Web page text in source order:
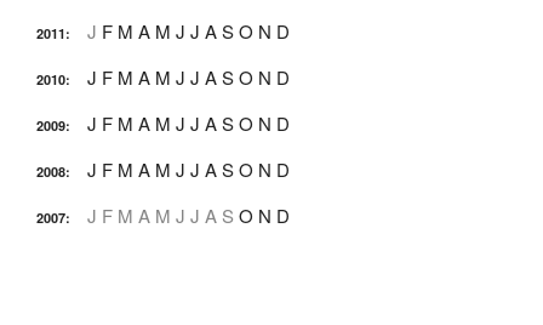
2011: J F M A M J J ASO N D
2010: J F M A M J J ASO N D
2009: J F M A M J J ASO N D
2008: J F M A M J J ASO N D
2007: J F M A M J J A S O N D